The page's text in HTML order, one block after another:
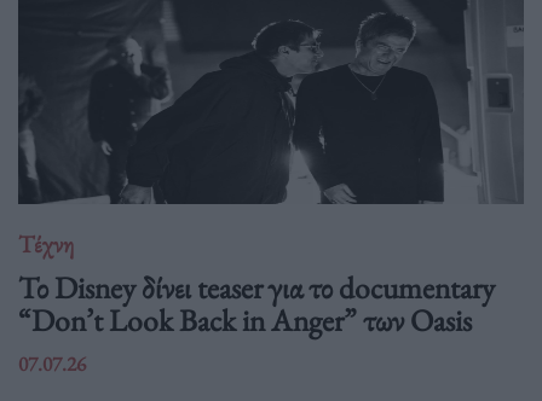
Τέχνη
Το Disney δίνει teaser για το documentary
“Don’t Look Back in Anger” των Oasis
07.07.26